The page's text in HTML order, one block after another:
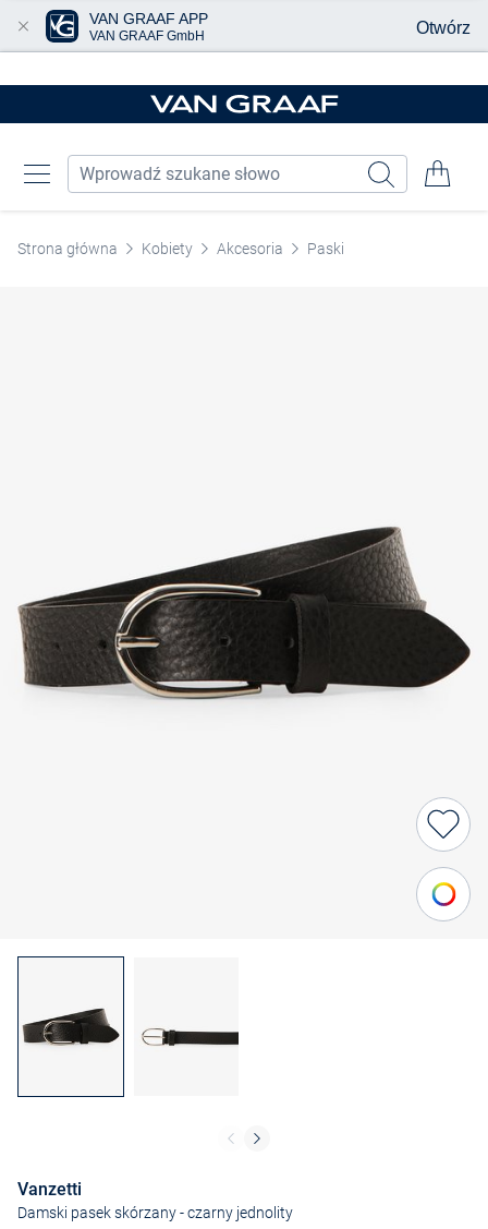
Strona główna Kobiety Akcesoria Paski
Vanzetti
Damski pasek skórzany- czarny jednolity
VAN GRAAF APP
VAN GRAAF GmbH Otwórz